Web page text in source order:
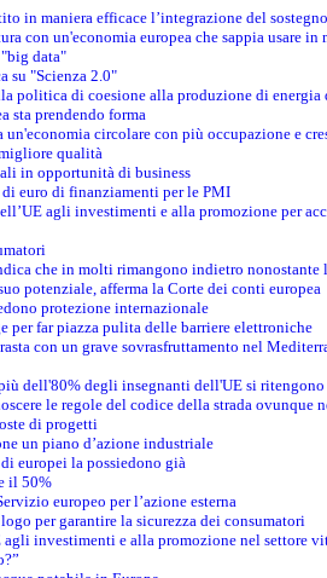
in maniera efficace l’integrazione del
con un'economia europea che sappia usare
data"
su "Scienza 2.0"
politica di coesione alla produzione di
sta prendendo forma
circolare con più occupazione e
qualità
in opportunità di business
euro di finanziamenti per le PMI
agli investimenti e alla promozione per
che in molti rimangono indietro nonostante
potenziale, afferma la Corte dei conti europea
protezione internazionale
far piazza pulita delle barriere elettroniche
con un grave sovrasfruttamento nel
dell'80% degli insegnanti dell'UE si
le regole del codice della strada ovunque
di progetti
un piano d’azione industriale
europei la possiedono già
il 50%
europeo per l’azione esterna
per garantire la sicurezza dei consumatori
investimenti e alla promozione nel settore